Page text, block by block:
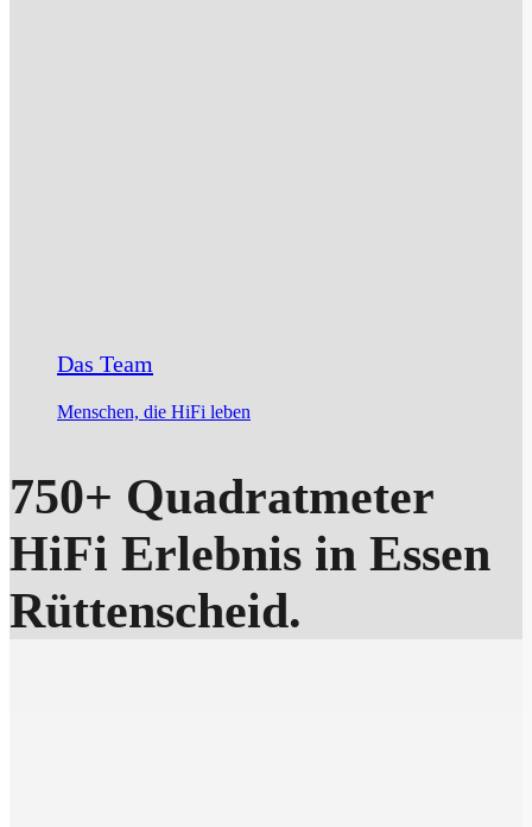
Das Team
Menschen, die HiFi leben
750+ Quadratmeter
HiFi Erlebnis in Essen
Rüttenscheid.